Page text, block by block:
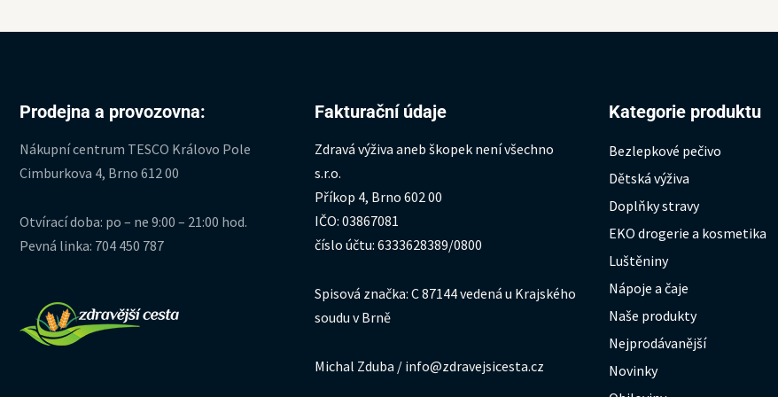
Prodejna a provozovna:
Nákupní centrum TESCO Královo Pole
Cimburkova 4, Brno 612 00
Otvírací doba: po – ne 9:00 – 21:00 hod.
Pevná linka: 704 450 787
Fakturační údaje
Zdravá výživa aneb škopek není všechno
s.r.o.
Příkop 4, Brno 602 00
IČO: 03867081
číslo účtu: 6333628389/0800
Spisová značka: C 87144 vedená u Krajského
soudu v Brně
Michal Zduba / info@zdravejsicesta.cz
Kategorie produktu
Bezlepkové pečivo
Dětská výživa
Doplňky stravy
EKO drogerie a kosmetika
Luštěniny
Nápoje a čaje
Naše produkty
Nejprodávanější
Novinky